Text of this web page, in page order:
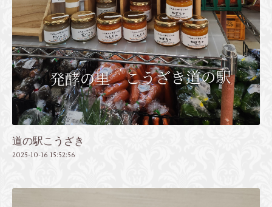
道の駅こうざき
2025-10-16 15:52:56